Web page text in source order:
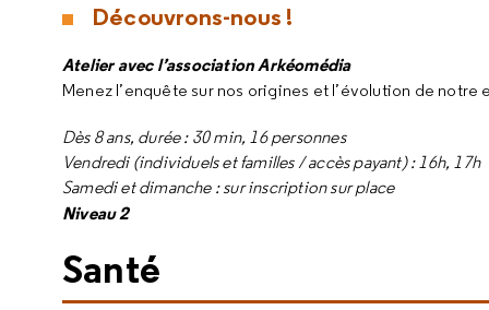
Découvrons-nous !
Atelier avec l’association Arkéomédia
Menez l’enquête sur nos origines et l’évolution de notre
Dès 8 ans, durée : 30 min, 16 personnes
Vendredi (individuels et familles / accès payant) : 16h, 17h
Samedi et dimanche : sur inscription sur place
Niveau 2
Santé